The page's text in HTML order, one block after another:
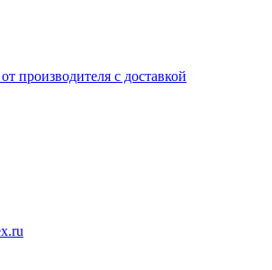
производителя с доставкой